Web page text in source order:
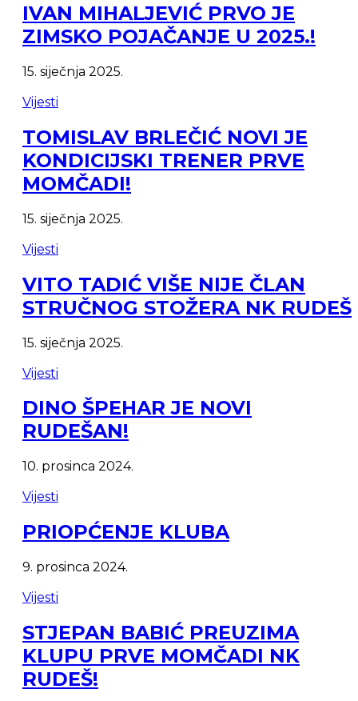
IVAN MIHALJEVIĆ PRVO JE
ZIMSKO POJAČANJE U 2025.!
15. siječnja 2025.
Vijesti
TOMISLAV BRLEČIĆ NOVI JE
KONDICIJSKI TRENER PRVE
MOMČADI!
15. siječnja 2025.
Vijesti
VITO TADIĆ VIŠE NIJE ČLAN
STRUČNOG STOŽERA NK RUDEŠ
15. siječnja 2025.
Vijesti
DINO ŠPEHAR JE NOVI
RUDEŠAN!
10. prosinca 2024.
Vijesti
PRIOPĆENJE KLUBA
9. prosinca 2024.
Vijesti
STJEPAN BABIĆ PREUZIMA
KLUPU PRVE MOMČADI NK
RUDEŠ!